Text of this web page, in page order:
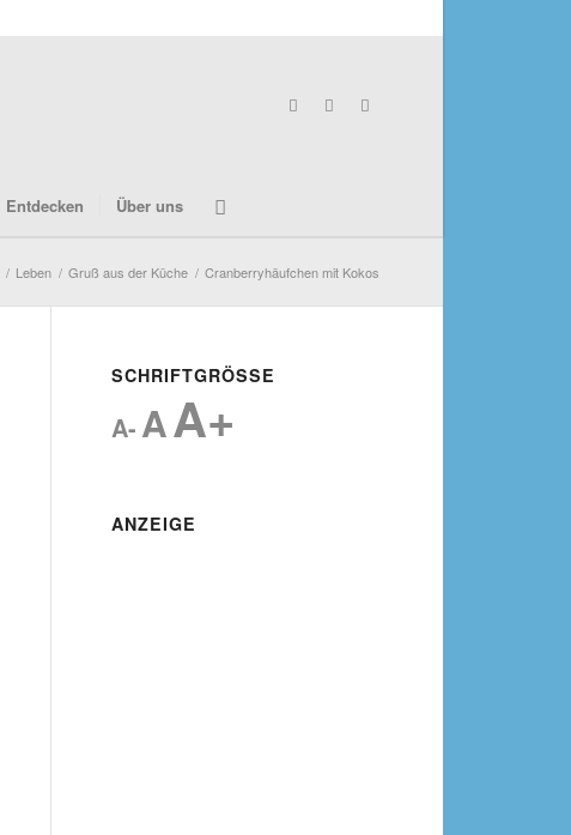
Entdecken Über uns
/ Leben / Gruß aus der Küche / Cranberryhäufchen mit Kokos
SCHRIFTGRÖSSE
A- AA+
ANZEIGE